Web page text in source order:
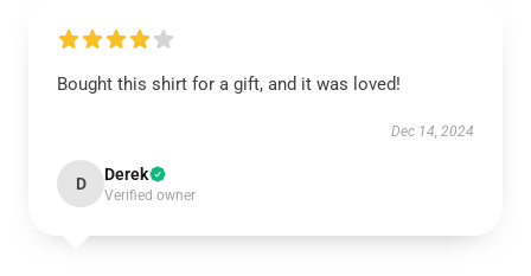
Bought this shirt for a gift, and it was loved!
Dec 14, 2024
D Derek
Verified owner